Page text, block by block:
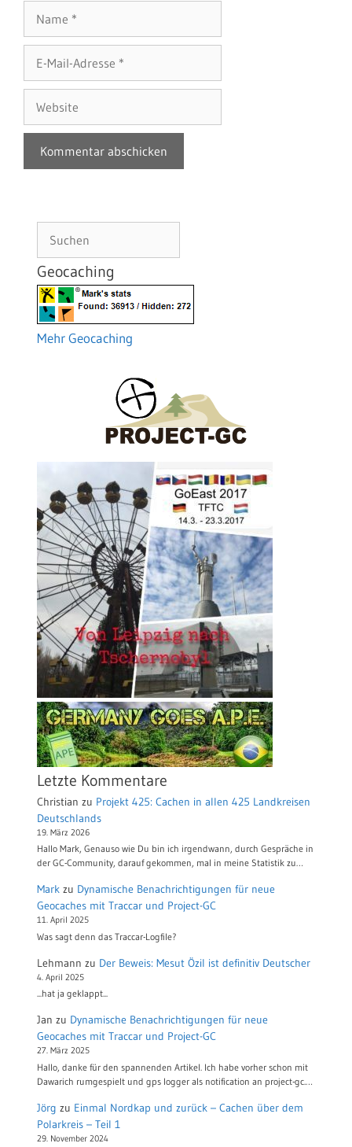
Mail-
Adresse
Geocaching
Mehr Geocaching
Letzte Kommentare
Christian zu Projekt 425: Cachen in allen 425 Landkreisen
Deutschlands
19. März 2026
Hallo Mark, Genauso wie Du bin ich irgendwann, durch Gespräche in
der GC-Community, darauf gekommen, mal in meine Statistik zu…
Mark zu Dynamische Benachrichtigungen für neue
Geocaches mit Traccar und Project-GC
11. April 2025
Was sagt denn das Traccar-Logfile?
Lehmann zu Der Beweis: Mesut Özil ist definitiv Deutscher
4. April 2025
...hat ja geklappt...
Jan zu Dynamische Benachrichtigungen für neue
Geocaches mit Traccar und Project-GC
27. März 2025
Hallo, danke für den spannenden Artikel. Ich habe vorher schon mit
Dawarich rumgespielt und gps logger als notification an project-gc.…
Jörg zu Einmal Nordkap und zurück – Cachen über dem
Polarkreis – Teil 1
29. November 2024